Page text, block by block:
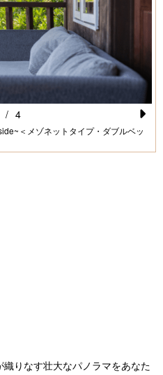
＜メゾネットタイプ・ダブルベッ
N
e
/ 4
りなす壮大なパノラマをあなた